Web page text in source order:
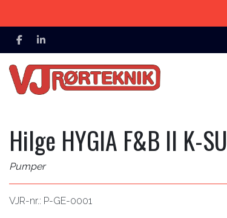
hovedindhold
Hilge HYGIA F&B II K-
Pumper
VJR-nr.: P-GE-0001